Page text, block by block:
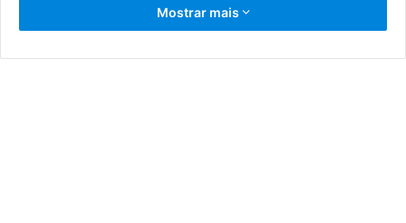
Você é nosso convidado para prestigiar e valorizar os
produtores locais.
Mostrar mais